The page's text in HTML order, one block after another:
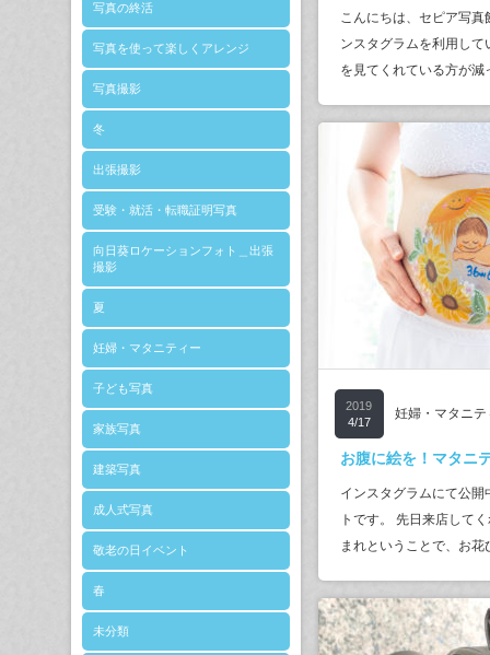
写真の終活
写真を使って楽しくアレンジ
写真撮影
冬
出張撮影
受験・就活・転職証明写真
向日葵ロケーションフォト＿出張
撮影
夏
妊婦・マタニティー
子ども写真
家族写真
建築写真
成人式写真
敬老の日イベント
春
未分類
こんにちは、セピア写
ンスタグラムを利用し
を見てくれている方が
2019
4/17
妊婦・マタニテ
お腹に絵を！マタニ
インスタグラムにて公
トです。 先日来店して
まれということで、お